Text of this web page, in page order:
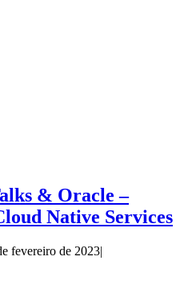
& Oracle –
Native Services
fevereiro de 2023